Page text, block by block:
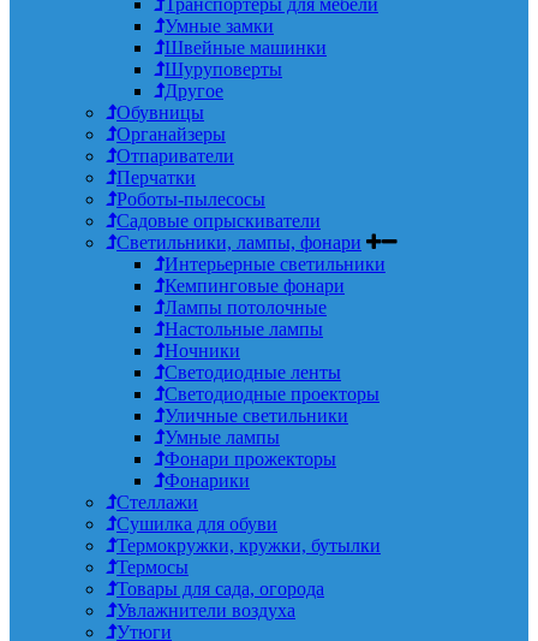
Умные замки
Швейные машинки
Шуруповерты
Другое
Обувницы
Органайзеры
Отпариватели
Перчатки
Роботы-пылесосы
Садовые опрыскиватели
Светильники, лампы, фонари
Интерьерные светильники
Кемпинговые фонари
Лампы потолочные
Настольные лампы
Ночники
Светодиодные ленты
Светодиодные проекторы
Уличные светильники
Умные лампы
Фонари прожекторы
Фонарики
Стеллажи
Сушилка для обуви
Термокружки, кружки, бутылки
Термосы
Товары для сада, огорода
Увлажнители воздуха
Утюги